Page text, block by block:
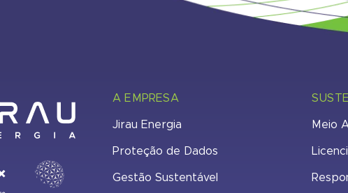
A EMPRESA
Jirau Energia
Proteção de Dados
Gestão Sustentável
Meio